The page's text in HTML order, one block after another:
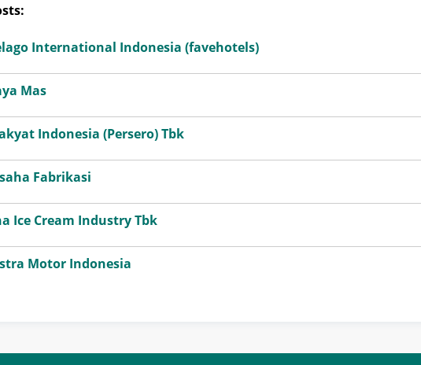
International Indonesia (favehotels)
Mas
Indonesia (Persero) Tbk
Fabrikasi
Ice Cream Industry Tbk
Motor Indonesia